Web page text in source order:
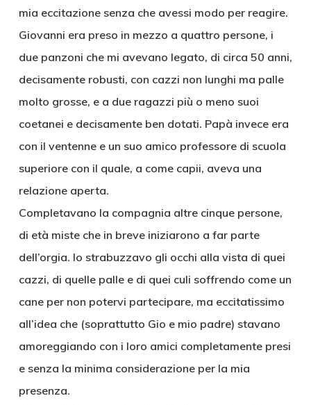
mia eccitazione senza che avessi modo per reagire.
Giovanni era preso in mezzo a quattro persone, i
due panzoni che mi avevano legato, di circa 50 anni,
decisamente robusti, con cazzi non lunghi ma palle
molto grosse, e a due ragazzi più o meno suoi
coetanei e decisamente ben dotati. Papà invece era
con il ventenne e un suo amico professore di scuola
superiore con il quale, a come capii, aveva una
relazione aperta.
Completavano la compagnia altre cinque persone,
di età miste che in breve iniziarono a far parte
dell’orgia. Io strabuzzavo gli occhi alla vista di quei
cazzi, di quelle palle e di quei culi soffrendo come un
cane per non potervi partecipare, ma eccitatissimo
all’idea che (soprattutto Gio e mio padre) stavano
amoreggiando con i loro amici completamente presi
e senza la minima considerazione per la mia
presenza.